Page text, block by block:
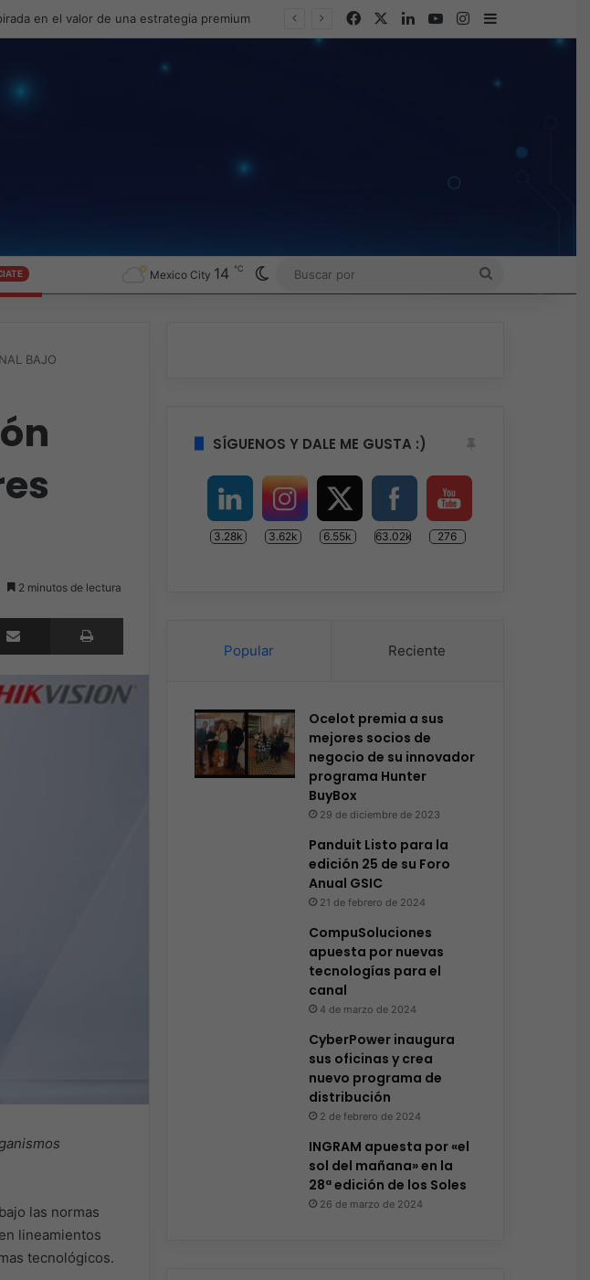
en el valor de una estrategia premium FacebookLinkedInYouTubeInstagram
Barra lateral
Mexico City 14 ℃ Switch skin
BUSCAR
BAJO
2 minutos de lectura
Compartir por correo electrónico Imprimir
las normas
lineamientos
tecnológicos.
SÍGUENOS Y DALE ME GUSTA :)
3.28k 3.62k 6.55k 63.02k 276
Popular Reciente
Ocelot premia a sus
mejores socios de
negocio de su innovador
programa Hunter
BuyBox
29 de diciembre de 2023
Panduit Listo para la
edición 25 de su Foro
Anual GSIC
21 de febrero de 2024
CompuSoluciones
apuesta por nuevas
tecnologías para el
canal
4 de marzo de 2024
CyberPower inaugura
sus oficinas y crea
nuevo programa de
distribución
2 de febrero de 2024
INGRAM apuesta por «el
sol del mañana» en la
28ª edición de los Soles
26 de marzo de 2024